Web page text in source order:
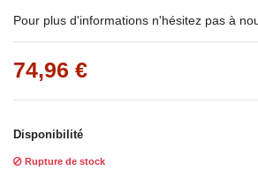
Pour plus d'informations n'hésitez pas à
74,96 €
Disponibilité
Rupture de stock